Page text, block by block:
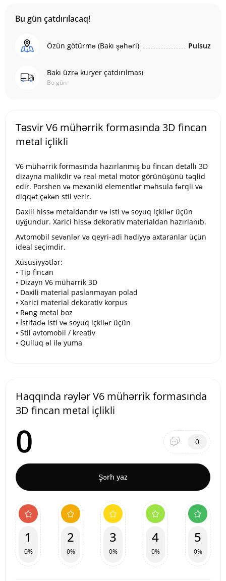
Bu gün çatdırılacaq!
Özün götürmə (Bakı şəhəri) Pulsuz
Bakı üzrə kuryer çatdırılması
Bu gün
Təsvir V6 mühərrik formasında 3D fincan
metal içlikli
V6 mühərrik formasında hazırlanmış bu fincan detallı 3D
dizayna malikdir və real metal motor görünüşünü təqlid
edir. Porshen və mexaniki elementlər məhsula fərqli və
diqqət çəkən stil verir.
Daxili hissə metaldandır və isti və soyuq içkilər üçün
uyğundur. Xarici hissə dekorativ materialdan hazırlanıb.
Avtomobil sevənlər və qeyri-adi hədiyyə axtaranlar üçün
ideal seçimdir.
Xüsusiyyətlər:
• Tip fincan
• Dizayn V6 mühərrik 3D
• Daxili material paslanmayan polad
• Xarici material dekorativ korpus
• Rəng metal boz
• İstifadə isti və soyuq içkilər üçün
• Stil avtomobil / kreativ
• Qulluq əl ilə yuma
Haqqında rəylər V6 mühərrik formasında
3D fincan metal içlikli
0 0
Şərh yaz
1
0%
2
0%
3
0%
4
0%
5
0%